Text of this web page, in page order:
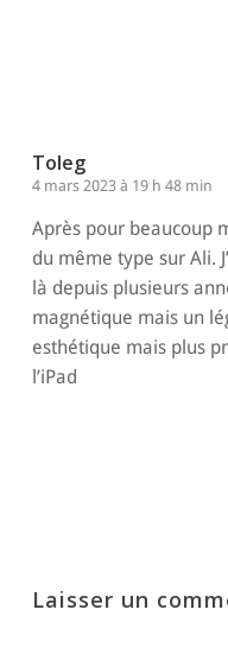
Toleg
4 mars 2023 à 19 h 48 min
Après pour beaucoup
du même type sur Ali.
là depuis plusieurs
magnétique mais un
esthétique mais plus
l’iPad
Laisser un